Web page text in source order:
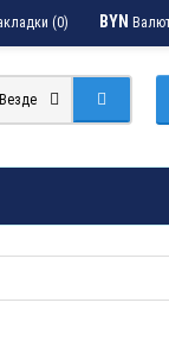
BYN
(0)
Везде